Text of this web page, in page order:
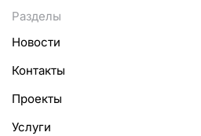
Разделы
Новости
Контакты
Проекты
Услуги